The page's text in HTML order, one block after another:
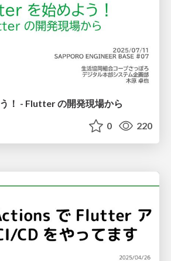
！ - Flutter の開発現場から
0 220